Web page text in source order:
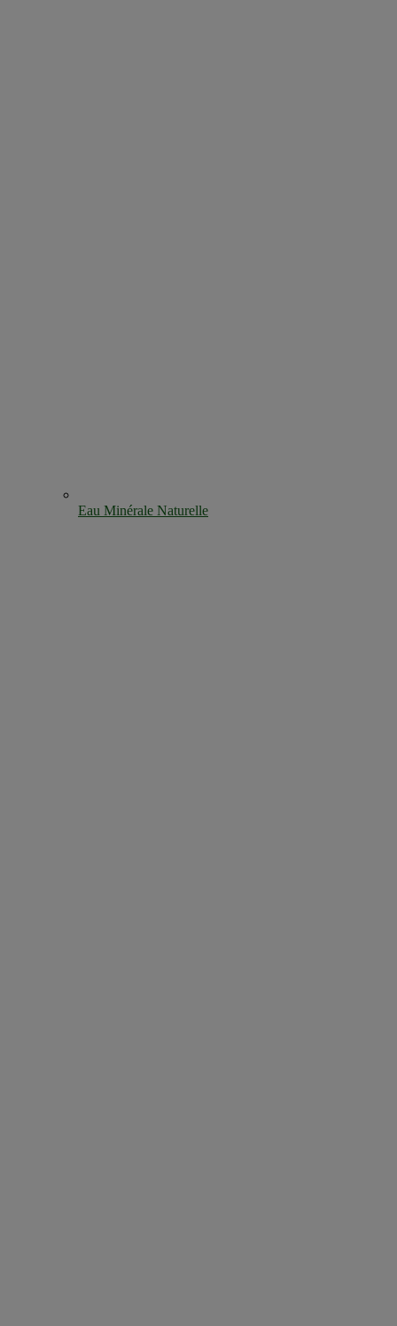
Eau Minérale Naturelle